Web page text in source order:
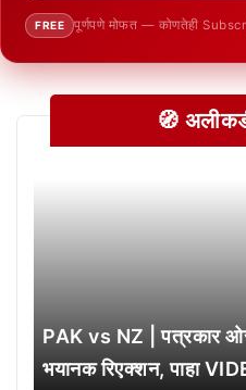
FREE पूर्णपणे मोफत — कोणतेही
🧭
PAK vs NZ | पत्रकार
भयानक रिएक्शन, पाहा